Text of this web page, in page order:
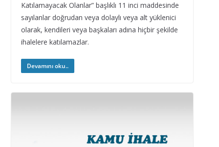
Katılamayacak Olanlar” başlıklı 11 inci maddesinde
sayılanlar doğrudan veya dolaylı veya alt yüklenici
olarak, kendileri veya başkaları adına hiçbir şekilde
ihalelere katılamazlar.
Devamını oku..